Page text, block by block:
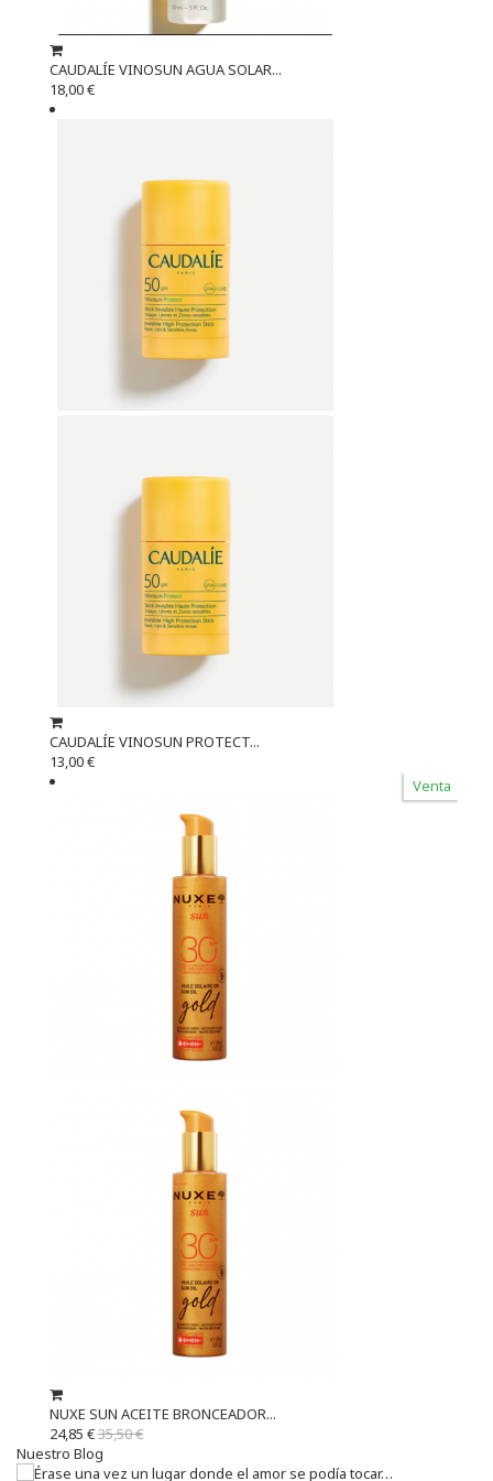
CAUDALÍE VINOSUN AGUA SOLAR...
18,00 €
CAUDALÍE VINOSUN PROTECT...
13,00 €
Venta
NUXE SUN ACEITE BRONCEADOR...
24,85 €35,50 €
Nuestro Blog